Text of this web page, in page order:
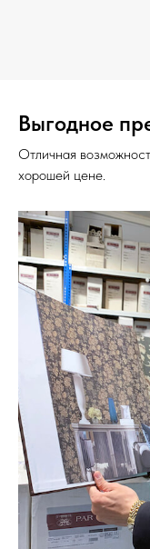
Выгодное
Отличная
хорошей цене.